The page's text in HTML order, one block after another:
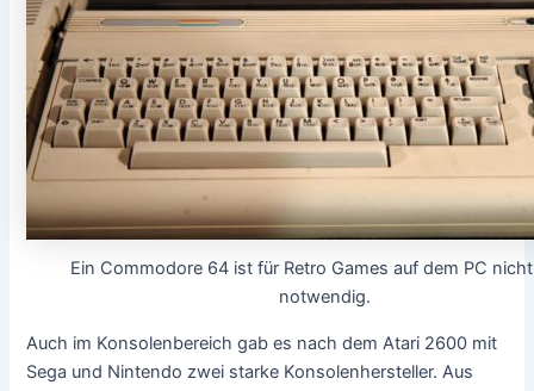
Ein Commodore 64 ist für Retro Games auf dem PC
notwendig.
Auch im Konsolenbereich gab es nach dem Atari 2600 mit
Sega und Nintendo zwei starke Konsolenhersteller. Aus